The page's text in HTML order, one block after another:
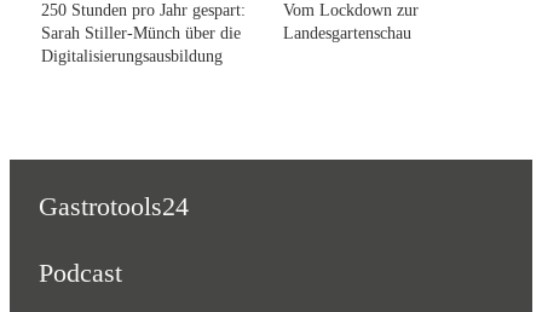
250 Stunden pro Jahr gespart:
Sarah Stiller-Münch über die
Digitalisierungsausbildung
Vom Lockdown zur
Landesgartenschau
Gastrotools24
Podcast